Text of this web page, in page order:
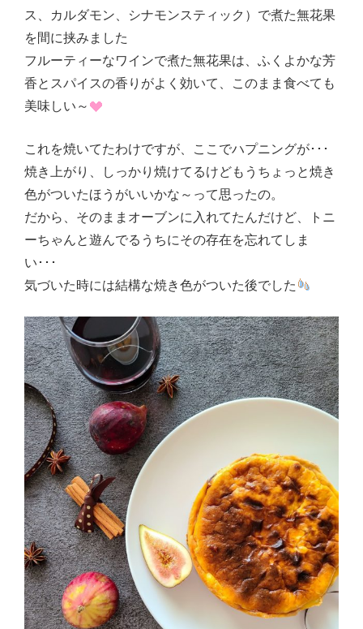
ス、カルダモン、シナモンスティック）で煮た無花果
を間に挟みました
フルーティーなワインで煮た無花果は、ふくよかな芳
香とスパイスの香りがよく効いて、このまま食べても
美味しい～
これを焼いてたわけですが、ここでハプニングが･･･
焼き上がり、しっかり焼けてるけどもうちょっと焼き
色がついたほうがいいかな～って思ったの。
だから、そのままオーブンに入れてたんだけど、トニ
ーちゃんと遊んでるうちにその存在を忘れてしま
い･･･
気づいた時には結構な焼き色がついた後でした